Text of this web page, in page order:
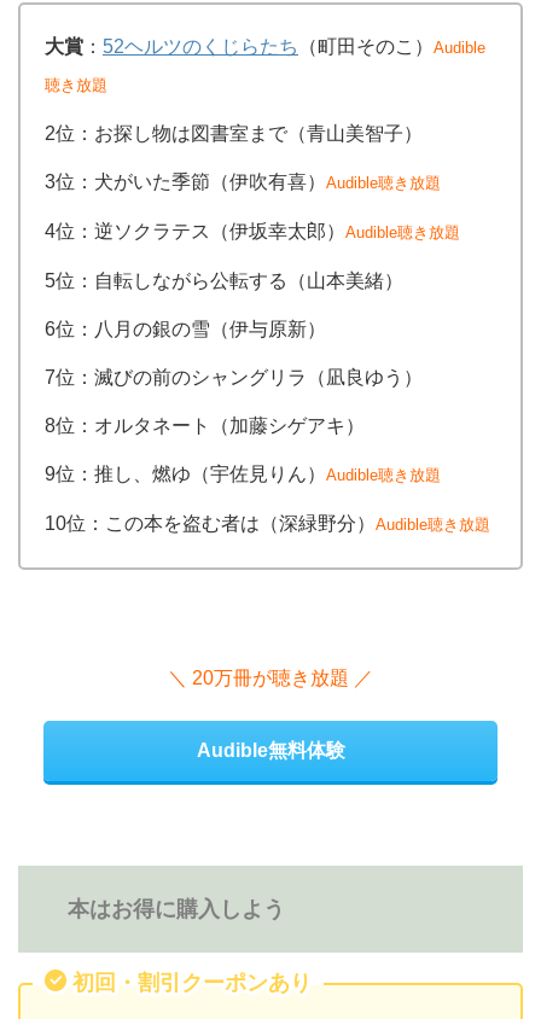
大賞 ： 52ヘルツのくじらたち （町田そのこ） Audible
聴き放題
2位：お探し物は図書室まで（青山美智子）
3位：犬がいた季節（伊吹有喜） Audible聴き放題
4位：逆ソクラテス（伊坂幸太郎） Audible聴き放題
5位：自転しながら公転する（山本美緒）
6位：八月の銀の雪（伊与原新）
7位：滅びの前のシャングリラ（凪良ゆう）
8位：オルタネート（加藤シゲアキ）
9位：推し、燃ゆ（宇佐見りん） Audible聴き放題
10位：この本を盗む者は（深緑野分） Audible聴き放題
＼ 20万冊が聴き放題 ／
Audible無料体験
本はお得に購入しよう
初回・割引クーポンあり